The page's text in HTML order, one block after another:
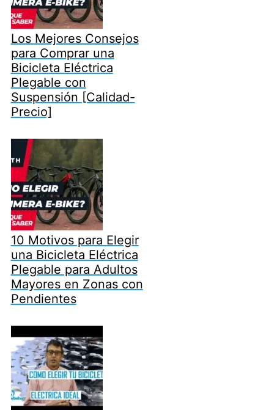
Los Mejores Consejos
para Comprar una
Bicicleta Eléctrica
Plegable con
Suspensión [Calidad-
Precio]
10 Motivos para Elegir
una Bicicleta Eléctrica
Plegable para Adultos
Mayores en Zonas con
Pendientes